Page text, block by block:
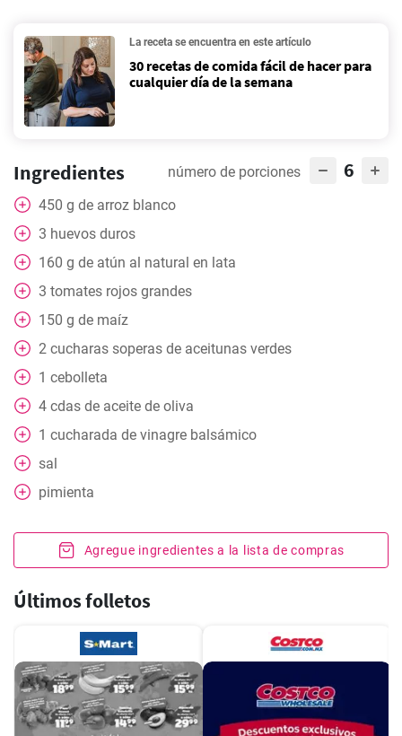
La receta se encuentra en este artículo
30 recetas de comida fácil de hacer para
cualquier día de la semana
Ingredientes número de porciones 6
450 g de arroz blanco
3 huevos duros
160 g de atún al natural en lata
3 tomates rojos grandes
150 g de maíz
2 cucharas soperas de aceitunas verdes
1 cebolleta
4 cdas de aceite de oliva
1 cucharada de vinagre balsámico
sal
pimienta
Agregue ingredientes a la lista de compras
Últimos folletos